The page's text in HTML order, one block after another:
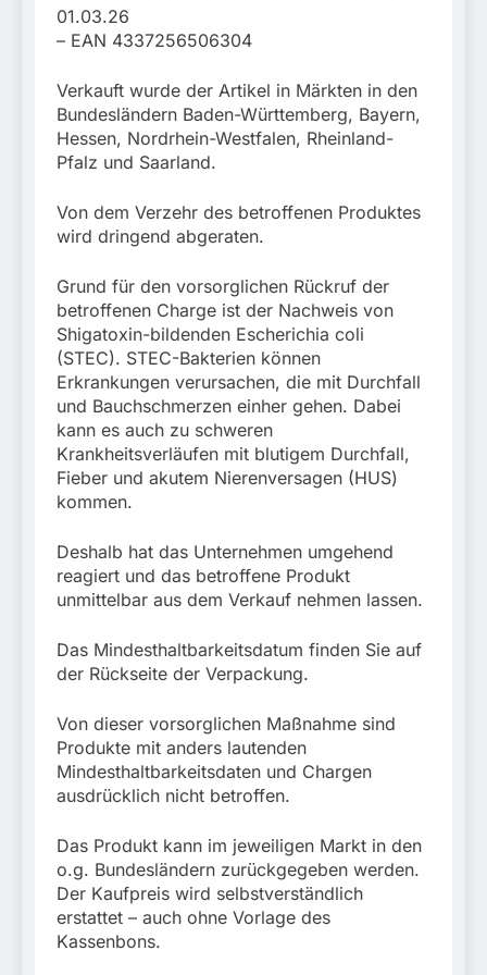
unversteuerter Zigaretten
Grenze
stellt Auto sicher
01.03.26
– EAN 4337256506304
Verkauft wurde der Artikel in Märkten in den
Bundesländern Baden-Württemberg, Bayern,
Hessen, Nordrhein-Westfalen, Rheinland-
Pfalz und Saarland.
Von dem Verzehr des betroffenen Produktes
wird dringend abgeraten.
Grund für den vorsorglichen Rückruf der
betroffenen Charge ist der Nachweis von
Shigatoxin-bildenden Escherichia coli
(STEC). STEC-Bakterien können
Erkrankungen verursachen, die mit Durchfall
und Bauchschmerzen einher gehen. Dabei
kann es auch zu schweren
Krankheitsverläufen mit blutigem Durchfall,
Fieber und akutem Nierenversagen (HUS)
kommen.
Deshalb hat das Unternehmen umgehend
reagiert und das betroffene Produkt
unmittelbar aus dem Verkauf nehmen lassen.
Das Mindesthaltbarkeitsdatum finden Sie auf
der Rückseite der Verpackung.
Von dieser vorsorglichen Maßnahme sind
Produkte mit anders lautenden
Mindesthaltbarkeitsdaten und Chargen
ausdrücklich nicht betroffen.
Das Produkt kann im jeweiligen Markt in den
o.g. Bundesländern zurückgegeben werden.
Der Kaufpreis wird selbstverständlich
erstattet – auch ohne Vorlage des
Kassenbons.